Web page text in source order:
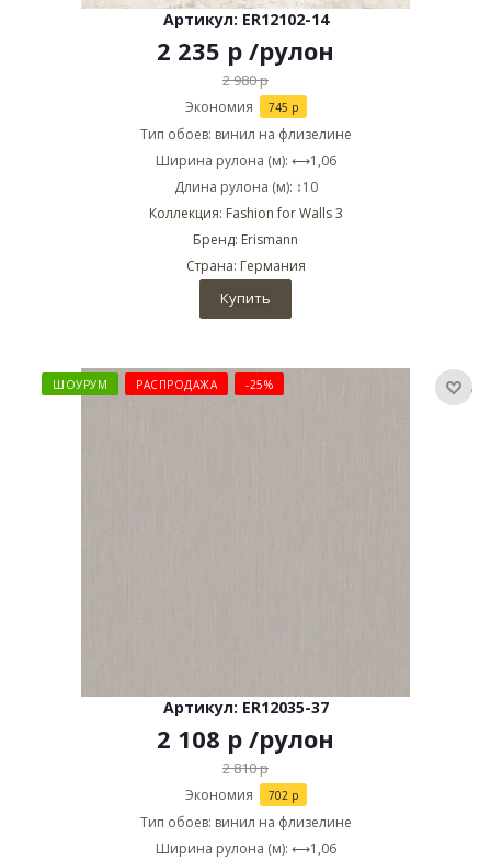
Артикул: ER12102-14
2 235 р /рулон
2 980р
Экономия 745 р
Тип обоев: винил на флизелине
Ширина рулона (м): ⟷1,06
Длина рулона (м): ↕10
Коллекция: Fashion for Walls 3
Бренд: Erismann
Страна: Германия
Купить
ШОУРУМ РАСПРОДАЖА -25%
Артикул: ER12035-37
2 108 р /рулон
2 810р
Экономия 702р
Тип обоев: винил на флизелине
Ширина рулона (м): ⟷1,06